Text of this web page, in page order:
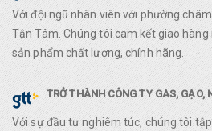
Với đội ngũ nhân viên với phường
Tận Tâm. Chúng tôi cam kết giao
sản phẩm chất lượng, chính hãng.
TRỞ THÀNH CÔNG TY GAS, GẠO,
Với sự đầu tư nghiêm túc, chúng tôi